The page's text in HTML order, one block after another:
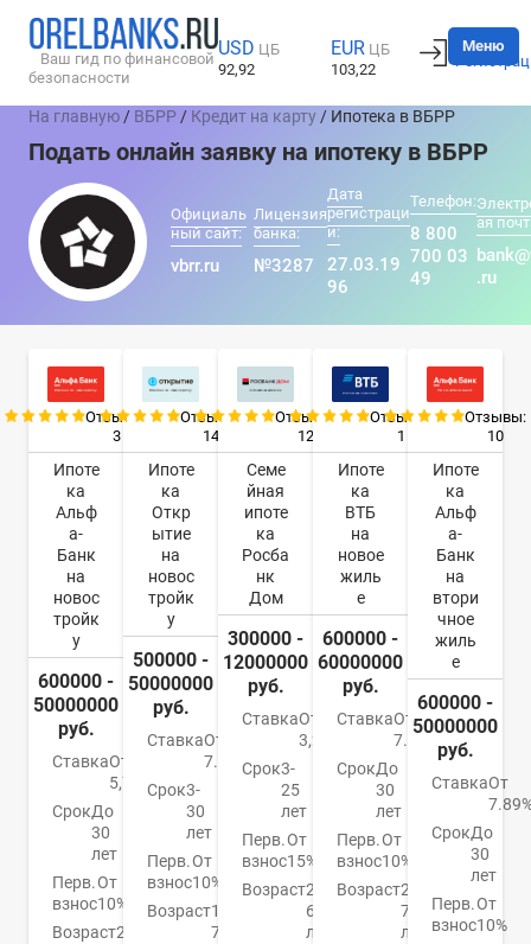
Ваш гид по финансовой
безопасности
USD ЦБ
92,92
EUR ЦБ
103,22
Вход
Меню
На главную / ВБРР / Кредит на карту / Ипотека в ВБРР
Подать онлайн заявку на ипотеку в ВБРР
Официаль
ный сайт:
vbrr.ru
Лицензия
банка:
№3287
Дата
регистраци
и:
27.03.19
96
Телефон:
8 800
700 03
49
ая
.ru
Отзывы:
3
Ипоте
ка
Альф
а-
Банк
на
новос
тройк
у
600000 -
50000000
руб.
СтавкаОт
5,79%
СрокДо
30
лет
Перв.
взнос
От
10%
Возраст21-
Отзывы:
14
Ипоте
ка
Откр
ытие
на
новос
тройк
у
500000 -
50000000
руб.
СтавкаОт
7.5%
Срок3-
30
лет
Перв.
взнос
От
10%
Возраст18-
70
Отзывы:
12
Семе
йная
ипоте
ка
Росба
нк
Дом
300000 -
12000000
руб.
СтавкаОт
3,2%
Срок3-
25
лет
Перв.
взнос
От
15%
Возраст21-
65
лет
Отзывы:
1
Ипоте
ка
ВТБ
на
новое
жиль
е
600000 -
60000000
руб.
СтавкаОт
7.4%
СрокДо
30
лет
Перв.
взнос
От
10%
Возраст21-
75
лет
Отзывы:
10
Ипоте
ка
Альф
а-
Банк
на
втори
чное
жиль
е
600000 -
50000000
руб.
СтавкаОт
СрокДо
30
лет
Перв.
взнос
От
10%